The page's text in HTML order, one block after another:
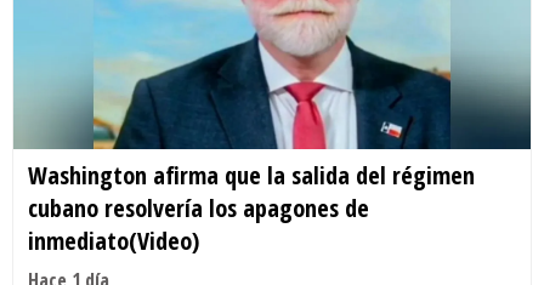
Washington afirma que la salida del régimen
cubano resolvería los apagones de
inmediato(Video)